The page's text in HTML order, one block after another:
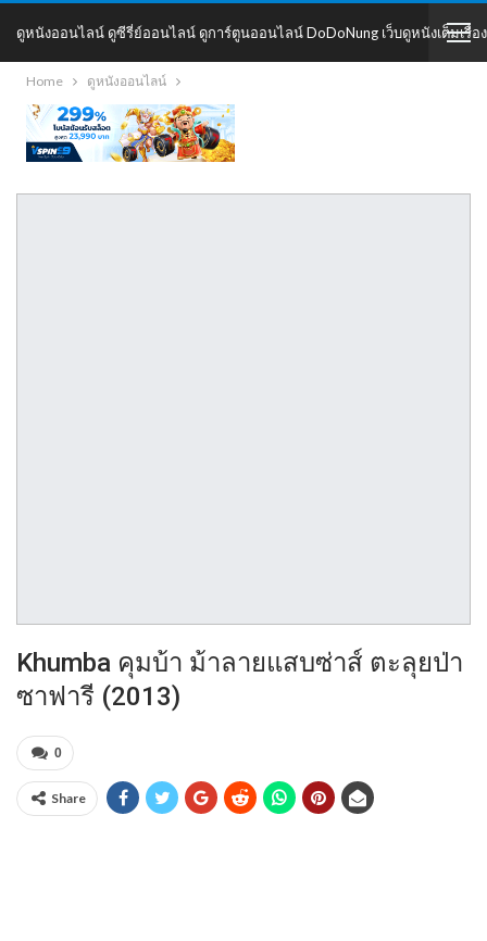
ดูหนังออนไลน์ ดูซีรี่ย์ออนไลน์ ดูการ์ตูนออนไลน์ DoDoNung เว็บดูหนังเต็มเรื่อง
DoDoNung
Home ดูหนังออนไลน์
Khumba คุมบ้า ม้าลายแสบซ่าส์ ตะลุยป่า
ซาฟารี (2013)
0
Share